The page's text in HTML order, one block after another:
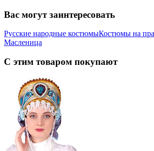
Вас могут заинтересовать
Русские народные костюмыКостюмы на
Масленица
С этим товаром покупают